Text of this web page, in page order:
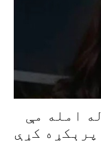
امله مې
کړې